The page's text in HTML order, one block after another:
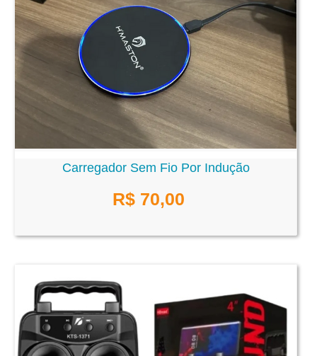
Carregador Sem Fio Por Indução
R$ 70,00